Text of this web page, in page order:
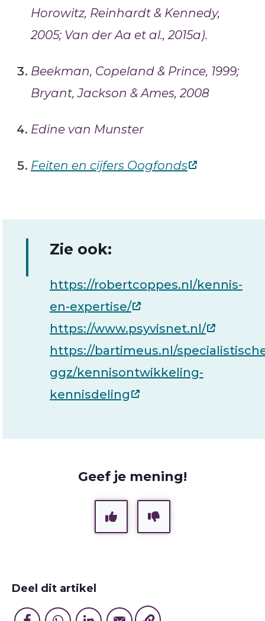
Horowitz, Reinhardt & Kennedy,
2005; Van der Aa et al., 2015a).
Beekman, Copeland & Prince, 1999;
Bryant, Jackson & Ames, 2008
Edine van Munster
Feiten en cijfers Oogfonds
Zie ook:
https://robertcoppes.nl/kennis-
en-expertise/
https://www.psyvisnet.nl/
https://bartimeus.nl/
ggz/kennisontwikkeling-
kennisdeling
Geef je mening!
Deel dit artikel